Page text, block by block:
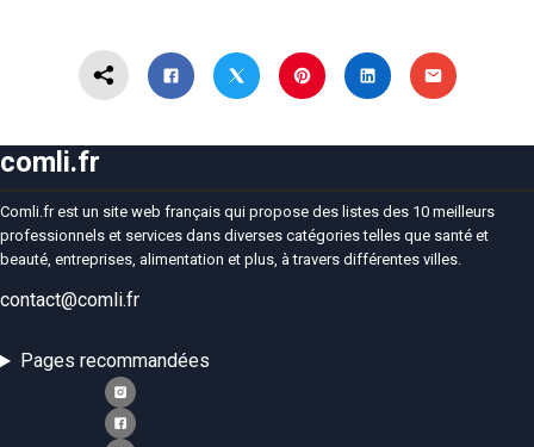
comli.fr
Comli.fr est un site web français qui propose des listes des 10 meilleurs
professionnels et services dans diverses catégories telles que santé et
beauté, entreprises, alimentation et plus, à travers différentes villes.
contact@comli.fr
Pages recommandées